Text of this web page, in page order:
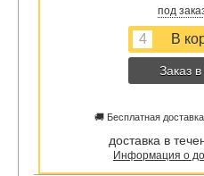
под
Заказ
🚚 Бесплатная
доставка в
Информация о